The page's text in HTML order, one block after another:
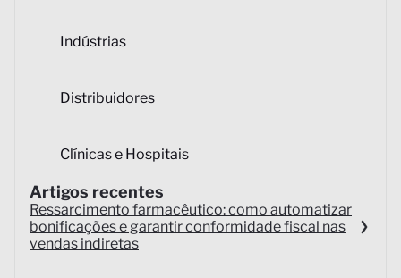
Indústrias
Distribuidores
Clínicas e Hospitais
Artigos recentes
Ressarcimento farmacêutico: como automatizar
bonificações e garantir conformidade fiscal nas
vendas indiretas